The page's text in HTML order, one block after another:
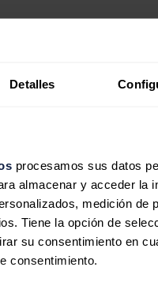
Detalles
procesamos sus datos
almacenar y acceder la
medición de
Tiene la opción de
su consentimiento en
consentimiento.
publicada. Todos los
y laPolítica de
aplican.